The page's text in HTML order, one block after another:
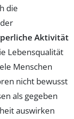
die
Aktivität
Lebensqualität
Menschen
nicht bewusst
als gegeben
auswirken